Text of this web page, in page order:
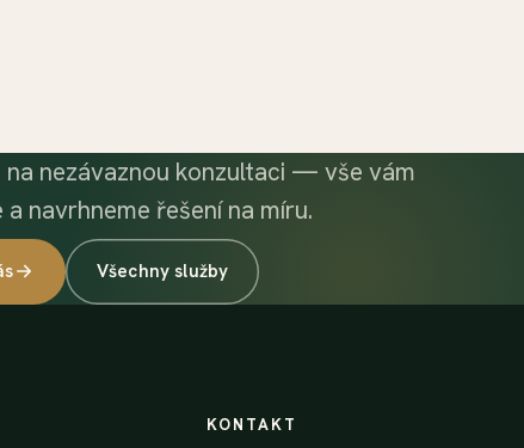
na nezávaznou konzultaci — vše vám
navrhneme řešení na míru.
Všechny služby
KONTAKT